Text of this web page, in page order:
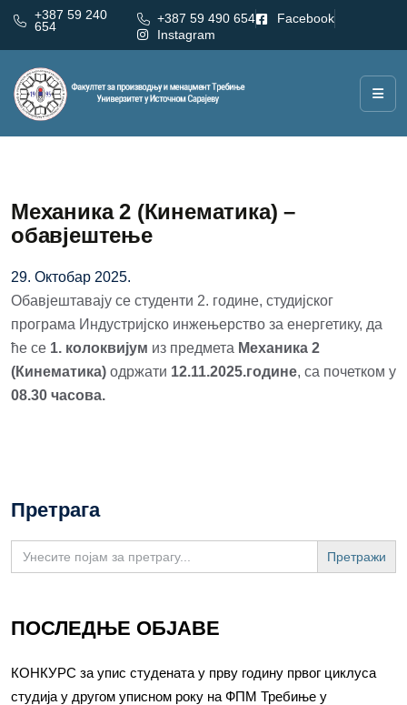
+387 59 240
654
+387 59 490 654
Facebook
Instagram
Механика 2 (Кинематика) –
обавјештење
29. Октобар 2025.
Обавјештавају се студенти 2. године, студијског
програма Индустријско инжењерство за енергетику, да
ће се 1. колоквијум из предмета Механика 2
(Кинематика) одржати 12.11.2025.године, са почетком у
08.30 часова.
Претрага
Search
for:
ПОСЛЕДЊЕ ОБЈАВЕ
КОНКУРС за упис студената у прву годину првог циклуса
студија у другом уписном року на ФПМ Требиње у